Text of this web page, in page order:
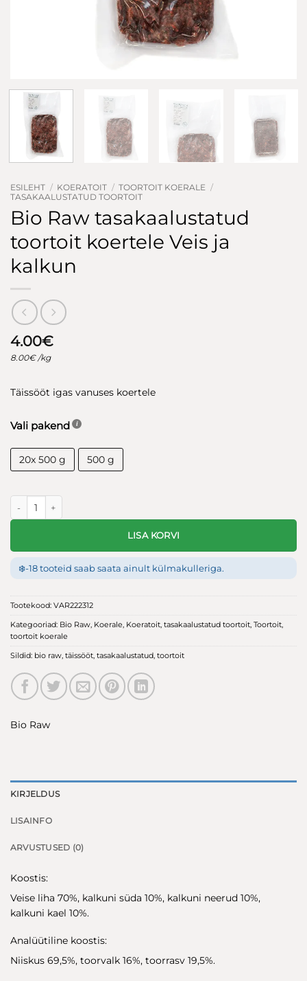
ESILEHT / KOERATOIT / TOORTOIT KOERALE /
TASAKAALUSTATUD TOORTOIT
Bio Raw tasakaalustatud
toortoit koertele Veis ja
kalkun
4.00€
8.00€ /kg
Täissööt igas vanuses koertele
Vali pakend
20x 500 g 500 g
LISA KORVI
❄️-18 tooteid saab saata ainult külmakulleriga.
Tootekood: VAR222312
Kategooriad: Bio Raw, Koerale, Koeratoit, tasakaalustatud toortoit, Toortoit,
toortoit koerale
Sildid: bio raw, täissööt, tasakaalustatud, toortoit
Bio Raw
KIRJELDUS
LISAINFO
ARVUSTUSED (0)
Koostis:
Veise liha 70%, kalkuni süda 10%, kalkuni neerud 10%,
kalkuni kael 10%.
Analüütiline koostis:
Niiskus 69,5%, toorvalk 16%, toorrasv 19,5%.